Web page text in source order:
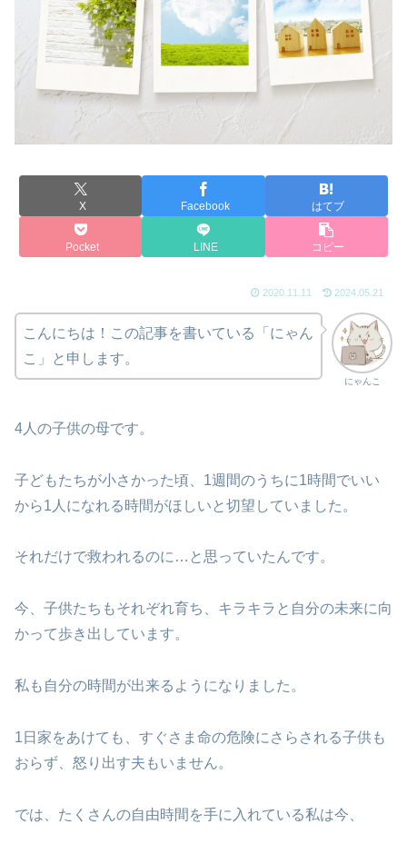
X Facebook はてブ
Pocket LINE コピー
2020.11.11 2024.05.21
にゃんこ
こんにちは！この記事を書いている「にゃん
こ」と申します。
4人の子供の母です。
子どもたちが小さかった頃、1週間のうちに1時間でいい
から1人になれる時間がほしいと切望していました。
それだけで救われるのに…と思っていたんです。
今、子供たちもそれぞれ育ち、キラキラと自分の未来に向
かって歩き出しています。
私も自分の時間が出来るようになりました。
1日家をあけても、すぐさま命の危険にさらされる子供も
おらず、怒り出す夫もいません。
では、たくさんの自由時間を手に入れている私は今、